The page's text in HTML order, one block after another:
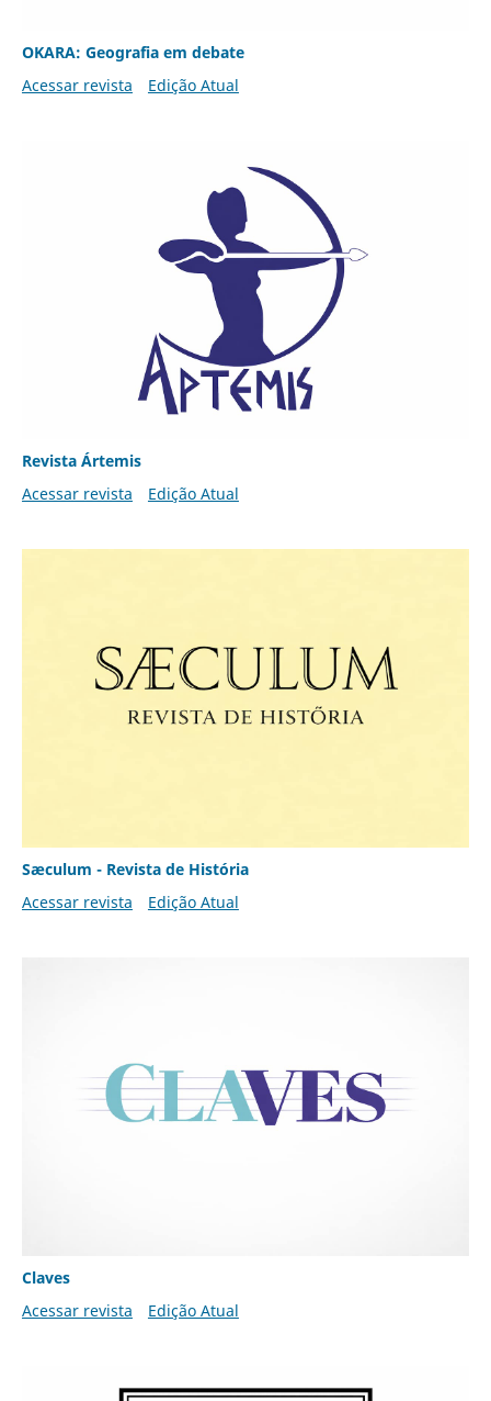
OKARA: Geografia em debate
Acessar revista
Edição Atual
Revista Ártemis
Acessar revista
Edição Atual
Sæculum - Revista de História
Acessar revista
Edição Atual
Claves
Acessar revista
Edição Atual